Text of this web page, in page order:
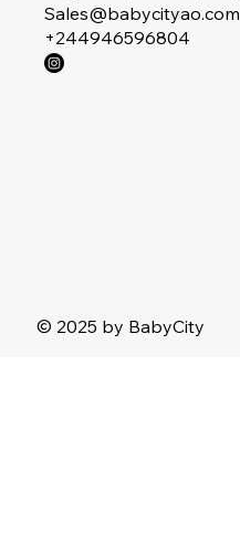
Sales@babycityao.com
+244946596804
© 2025 by BabyCity